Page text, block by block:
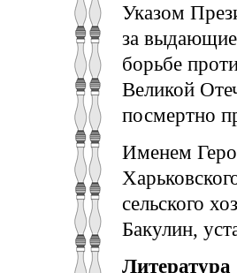
Указом
за
борьбе
Великой
посмертно
Именем
сельского
Бакулин,
Литература